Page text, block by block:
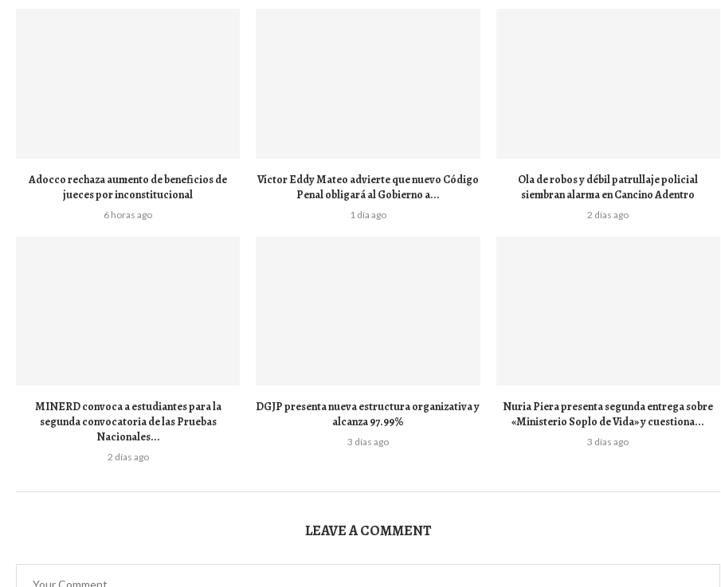
Adocco rechaza aumento de beneficios de
jueces por inconstitucional
6 horas ago
Víctor Eddy Mateo advierte que nuevo Código
Penal obligará al Gobierno a...
1 día ago
Ola de robos y débil patrullaje policial
siembran alarma en Cancino Adentro
2 días ago
MINERD convoca a estudiantes para la
segunda convocatoria de las Pruebas
Nacionales...
2 días ago
DGJP presenta nueva estructura organizativa y
alcanza 97.99%
3 días ago
Nuria Piera presenta segunda entrega sobre
«Ministerio Soplo de Vida» y cuestiona...
3 días ago
LEAVE A COMMENT